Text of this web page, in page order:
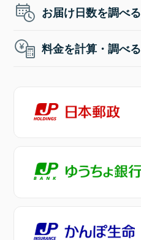
お届け日数を調べる
料金を計算・調べる